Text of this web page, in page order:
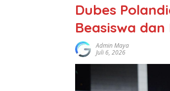
Dubes
Beasiswa
Admin Maya
Juli 6, 2026